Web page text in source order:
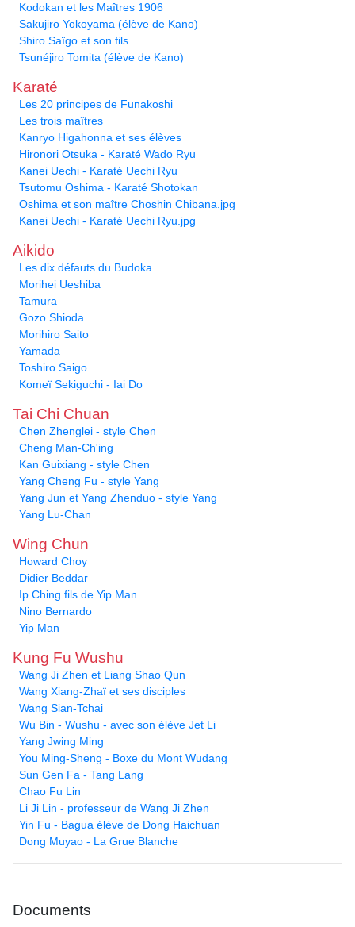
Kodokan et les Maîtres 1906
Sakujiro Yokoyama (élève de Kano)
Shiro Saïgo et son fils
Tsunéjiro Tomita (élève de Kano)
Karaté
Les 20 principes de Funakoshi
Les trois maîtres
Kanryo Higahonna et ses élèves
Hironori Otsuka - Karaté Wado Ryu
Kanei Uechi - Karaté Uechi Ryu
Tsutomu Oshima - Karaté Shotokan
Oshima et son maître Choshin Chibana.jpg
Kanei Uechi - Karaté Uechi Ryu.jpg
Aikido
Les dix défauts du Budoka
Morihei Ueshiba
Tamura
Gozo Shioda
Morihiro Saito
Yamada
Toshiro Saigo
Komeï Sekiguchi - Iai Do
Tai Chi Chuan
Chen Zhenglei - style Chen
Cheng Man-Ch'ing
Kan Guixiang - style Chen
Yang Cheng Fu - style Yang
Yang Jun et Yang Zhenduo - style Yang
Yang Lu-Chan
Wing Chun
Howard Choy
Didier Beddar
Ip Ching fils de Yip Man
Nino Bernardo
Yip Man
Kung Fu Wushu
Wang Ji Zhen et Liang Shao Qun
Wang Xiang-Zhaï et ses disciples
Wang Sian-Tchai
Wu Bin - Wushu - avec son élève Jet Li
Yang Jwing Ming
You Ming-Sheng - Boxe du Mont Wudang
Sun Gen Fa - Tang Lang
Chao Fu Lin
Li Ji Lin - professeur de Wang Ji Zhen
Yin Fu - Bagua élève de Dong Haichuan
Dong Muyao - La Grue Blanche
Documents